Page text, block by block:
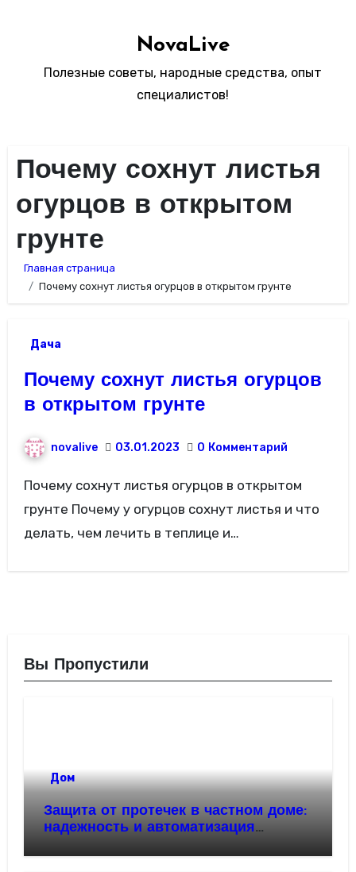
NovaLive
Полезные советы, народные средства, опыт
специалистов!
Почему сохнут листья
огурцов в открытом
грунте
Главная страница
Почему сохнут листья огурцов в открытом грунте
Дача
Почему сохнут листья огурцов
в открытом грунте
novalive 03.01.2023 0 Комментарий
Почему сохнут листья огурцов в открытом
грунте Почему у огурцов сохнут листья и что
делать, чем лечить в теплице и…
Вы Пропустили
Дом
Защита от протечек в частном доме:
надежность и автоматизация